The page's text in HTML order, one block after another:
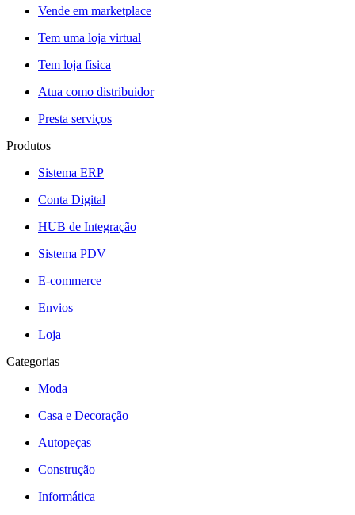
Vende em marketplace
Tem uma loja virtual
Tem loja física
Atua como distribuidor
Presta serviços
Produtos
Sistema ERP
Conta Digital
HUB de Integração
Sistema PDV
E-commerce
Envios
Loja
Categorias
Moda
Casa e Decoração
Autopeças
Construção
Informática